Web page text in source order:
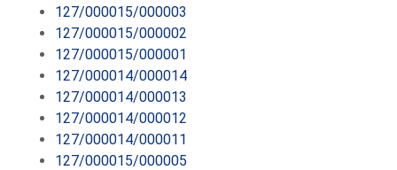
127/000015/000003
127/000015/000002
127/000015/000001
127/000014/000014
127/000014/000013
127/000014/000012
127/000014/000011
127/000015/000005